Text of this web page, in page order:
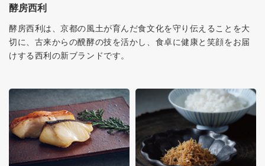
酵房西利
酵房西利は、京都の風土が育んだ食文化を守り伝えることを大
切に、古来からの醗酵の技を活かし、食卓に健康と笑顔をお届
けする西利の新ブランドです。